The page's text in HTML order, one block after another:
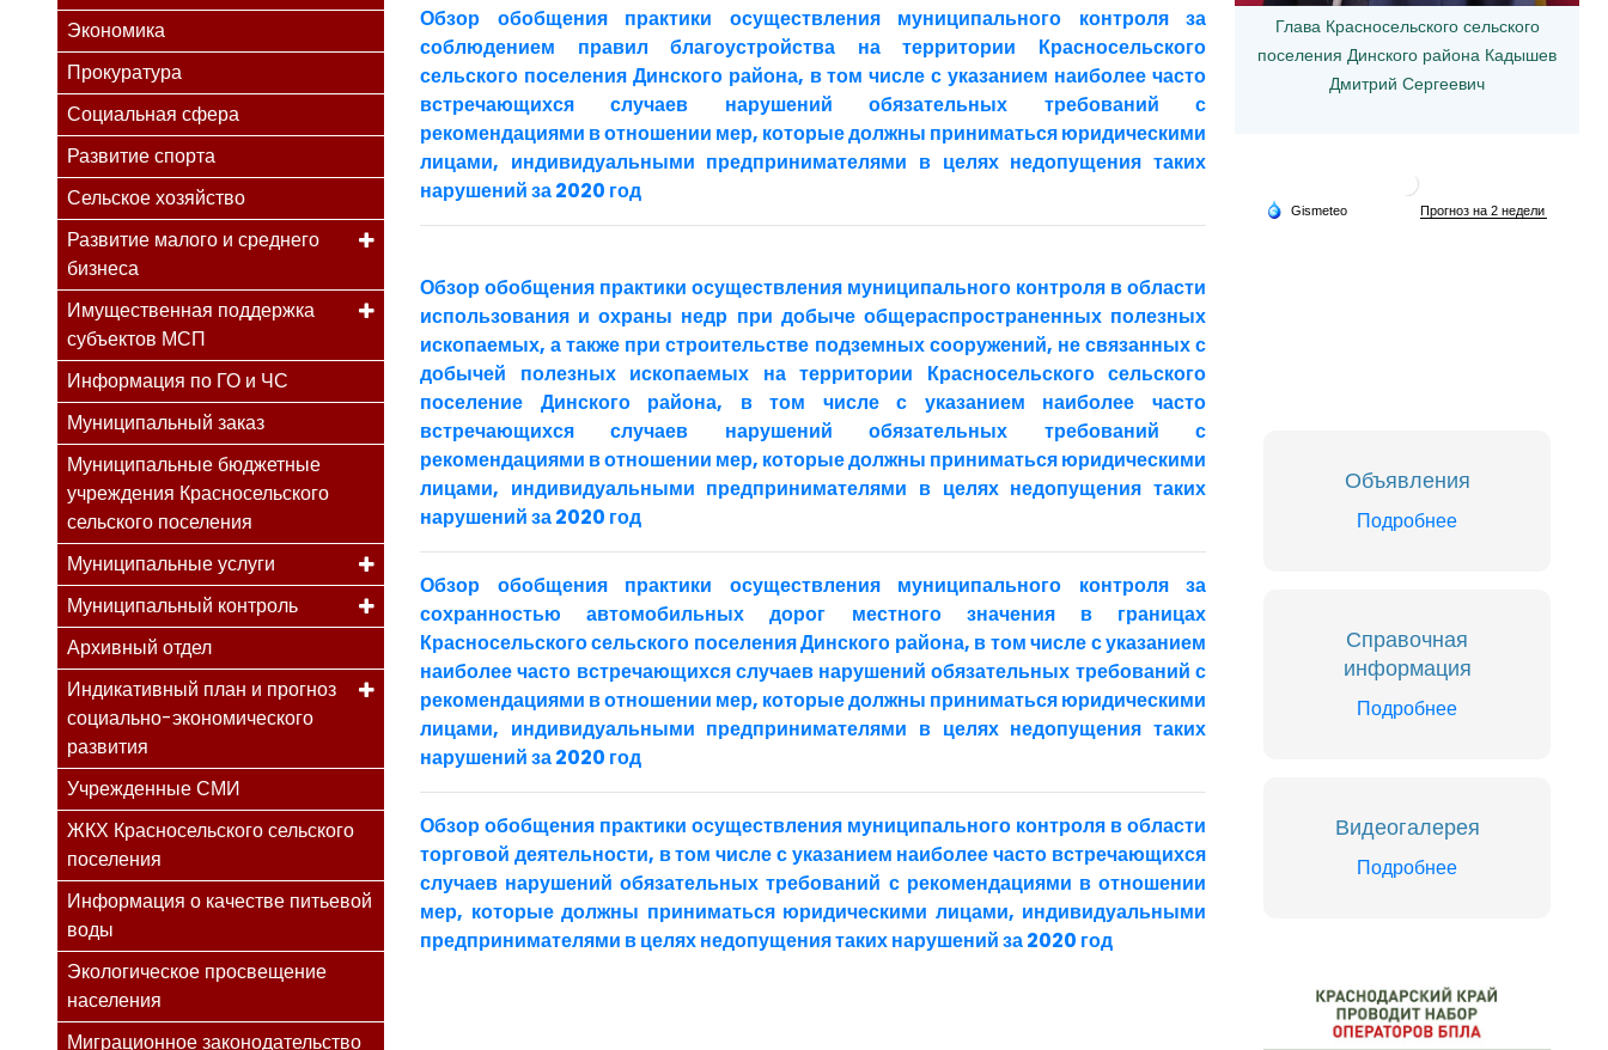
Экономика
Прокуратура
Социальная сфера
Развитие спорта
Сельское хозяйство
Развитие малого и среднего
бизнеса
Имущественная поддержка
субъектов МСП
Информация по ГО и ЧС
Муниципальный заказ
Муниципальные бюджетные
учреждения Красносельского
сельского поселения
Муниципальные услуги
Муниципальный контроль
Архивный отдел
Индикативный план и прогноз
социально-экономического
развития
Учрежденные СМИ
ЖКХ Красносельского сельского
поселения
Информация о качестве питьевой
воды
Экологическое просвещение
населения
Миграционное законодательство
Обзор обобщения практики осуществления муниципального контроля за
соблюдением правил благоустройства на территории Красносельского
сельского поселения Динского района, в том числе с указанием наиболее часто
встречающихся случаев нарушений обязательных требований с
рекомендациями в отношении мер, которые должны приниматься юридическими
лицами, индивидуальными предпринимателями в целях недопущения таких
нарушений за 2020 год
Обзор обобщения практики осуществления муниципального контроля в области
использования и охраны недр при добыче общераспространенных полезных
ископаемых, а также при строительстве подземных сооружений, не связанных с
добычей полезных ископаемых на территории Красносельского сельского
поселение Динского района, в том числе с указанием наиболее часто
встречающихся случаев нарушений обязательных требований с
рекомендациями в отношении мер, которые должны приниматься юридическими
лицами, индивидуальными предпринимателями в целях недопущения таких
нарушений за 2020 год
Обзор обобщения практики осуществления муниципального контроля за
сохранностью автомобильных дорог местного значения в границах
Красносельского сельского поселения Динского района, в том числе с указанием
наиболее часто встречающихся случаев нарушений обязательных требований с
рекомендациями в отношении мер, которые должны приниматься юридическими
лицами, индивидуальными предпринимателями в целях недопущения таких
нарушений за 2020 год
Обзор обобщения практики осуществления муниципального контроля в области
торговой деятельности, в том числе с указанием наиболее часто встречающихся
случаев нарушений обязательных требований с рекомендациями в отношении
мер, которые должны приниматься юридическими лицами, индивидуальными
предпринимателями в целях недопущения таких нарушений за 2020 год
Глава Красносельского сельского
поселения Динского района Кадышев
Дмитрий Сергеевич
Объявления
Подробнее
Справочная
информация
Подробнее
Видеогалерея
Подробнее